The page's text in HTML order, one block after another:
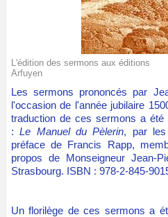
L'édition des sermons aux éditions
Arfuyen
Les sermons prononcés par Jean Geiler de Kaysersberg à
l'occasion de l'année jubilaire
traduction de ces sermons a
:Le Manuel du Pèlerin, par les
préface de Francis Rapp,
propos de Monseigneur Jean-
Strasbourg. ISBN : 978-2-845-
Un florilège de ces sermons a